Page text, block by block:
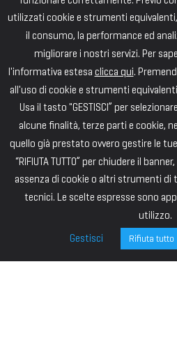
utilizzati cookie e strumenti
il consumo, la performance ed
migliorare i nostri servizi. Per
l'informativa estesa clicca qui.
all'uso di cookie e strumenti
Usa il tasto "GESTISCI” per
alcune finalità, terze parti e cookie,
quello già prestato ovvero gestire le
“RIFIUTA TUTTO” per chiudere il
assenza di cookie o altri strumenti di
tecnici. Le scelte espresse sono
utilizzo.
Gestisci
Rifiuta tutto